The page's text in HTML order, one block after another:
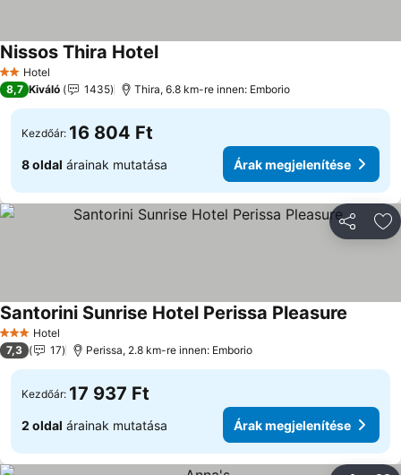
2 Kategória
Hotel
Nissos Thira Hotel
8,7 Kiváló 1435 Thira, 6.8 km-re innen: Emborio
Kezdőár: 16 804 Ft
8 oldal árainak mutatása Árak megjelenítése
3 Kategória
Hotel
Santorini Sunrise Hotel Perissa Pleasure
7,3 17 Perissa, 2.8 km-re innen: Emborio
Kezdőár: 17 937 Ft
2 oldal árainak mutatása Árak megjelenítése